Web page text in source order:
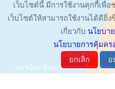
Designed &
สถาบันทรัพยากรการเรียนรู้แ
เว็บไซต์นี้ มีการใช้งานคุกกี้เพื่
เว็บไซต์ให้สามารถใช้งานได้ดียิ่
เกี่ยวกับ นโยบา
นโยบายการคุ้มค
ยกเลิก
อ